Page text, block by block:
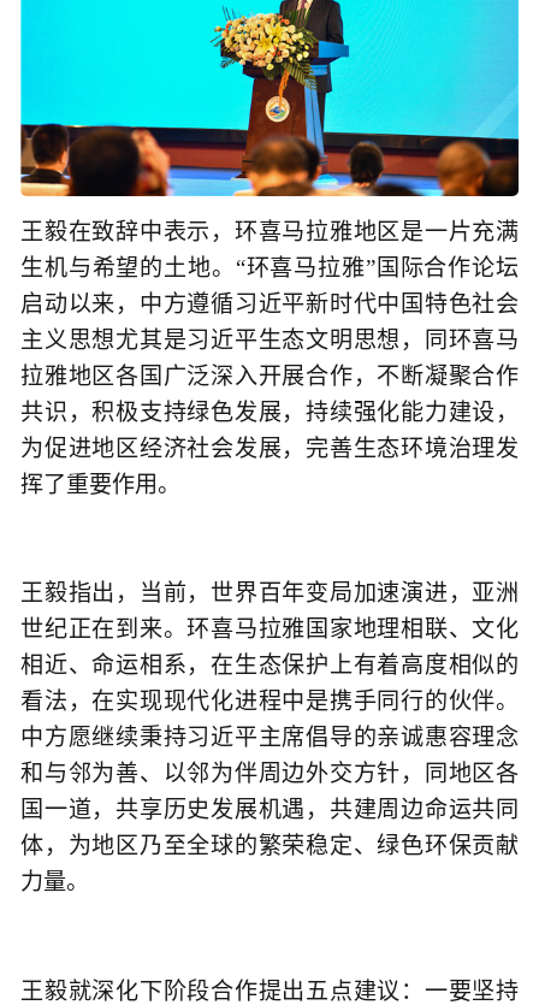
王毅在致辞中表示，环喜马拉雅地区是一片充满
生机与希望的土地。“环喜马拉雅”国际合作论坛
启动以来，中方遵循习近平新时代中国特色社会
主义思想尤其是习近平生态文明思想，同环喜马
拉雅地区各国广泛深入开展合作，不断凝聚合作
共识，积极支持绿色发展，持续强化能力建设，
为促进地区经济社会发展，完善生态环境治理发
挥了重要作用。
王毅指出，当前，世界百年变局加速演进，亚洲
世纪正在到来。环喜马拉雅国家地理相联、文化
相近、命运相系，在生态保护上有着高度相似的
看法，在实现现代化进程中是携手同行的伙伴。
中方愿继续秉持习近平主席倡导的亲诚惠容理念
和与邻为善、以邻为伴周边外交方针，同地区各
国一道，共享历史发展机遇，共建周边命运共同
体，为地区乃至全球的繁荣稳定、绿色环保贡献
力量。
王毅就深化下阶段合作提出五点建议：一要坚持